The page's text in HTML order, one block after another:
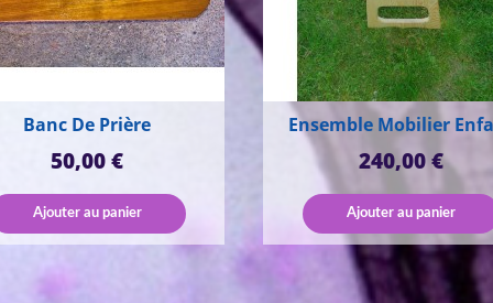
Banc De Prière
Prix
50,00 €
Ajouter au panier
Ensemble Mobilier
Prix
240,00 €
Ajouter au panier